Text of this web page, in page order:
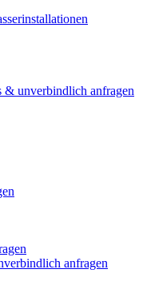
& unverbindlich anfragen
anfragen